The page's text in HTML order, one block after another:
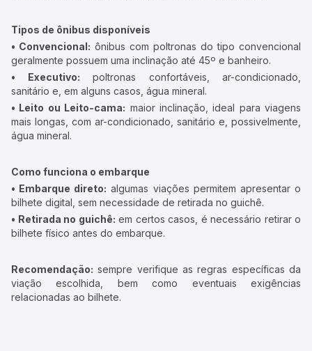
Tipos de ônibus disponíveis
• Convencional: ônibus com poltronas do tipo convencional
geralmente possuem uma inclinação até 45º e banheiro.
• Executivo: poltronas confortáveis, ar-condicionado,
sanitário e, em alguns casos, água mineral.
• Leito ou Leito-cama: maior inclinação, ideal para viagens
mais longas, com ar-condicionado, sanitário e, possivelmente,
água mineral.
Como funciona o embarque
• Embarque direto: algumas viações permitem apresentar o
bilhete digital, sem necessidade de retirada no guichê.
• Retirada no guichê: em certos casos, é necessário retirar o
bilhete físico antes do embarque.
Recomendação: sempre verifique as regras específicas da
viação escolhida, bem como eventuais exigências
relacionadas ao bilhete.